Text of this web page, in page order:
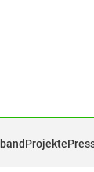
Projekte